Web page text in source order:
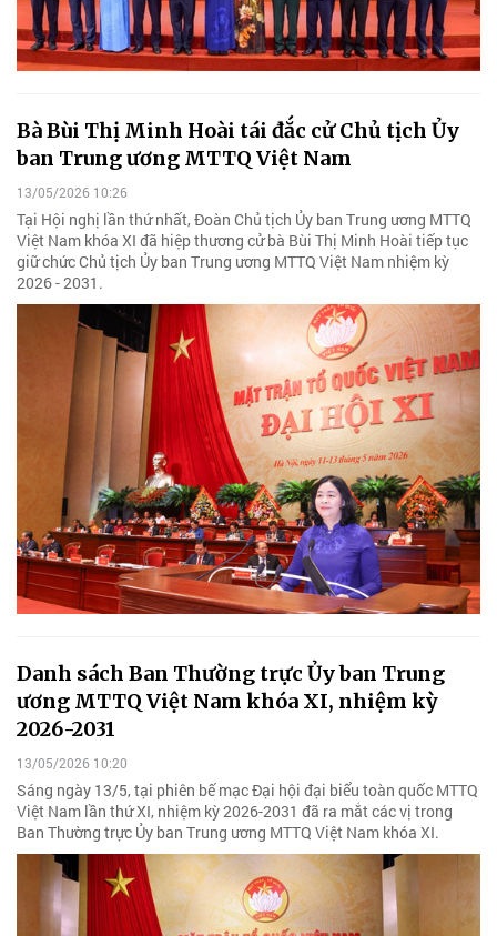
Bà Bùi Thị Minh Hoài tái đắc cử Chủ tịch Ủy
ban Trung ương MTTQ Việt Nam
13/05/2026 10:26
Tại Hội nghị lần thứ nhất, Đoàn Chủ tịch Ủy ban Trung ương MTTQ
Việt Nam khóa XI đã hiệp thương cử bà Bùi Thị Minh Hoài tiếp tục
giữ chức Chủ tịch Ủy ban Trung ương MTTQ Việt Nam nhiệm kỳ
2026 - 2031.
Danh sách Ban Thường trực Ủy ban Trung
ương MTTQ Việt Nam khóa XI, nhiệm kỳ
2026-2031
13/05/2026 10:20
Sáng ngày 13/5, tại phiên bế mạc Đại hội đại biểu toàn quốc MTTQ
Việt Nam lần thứ XI, nhiệm kỳ 2026-2031 đã ra mắt các vị trong
Ban Thường trực Ủy ban Trung ương MTTQ Việt Nam khóa XI.